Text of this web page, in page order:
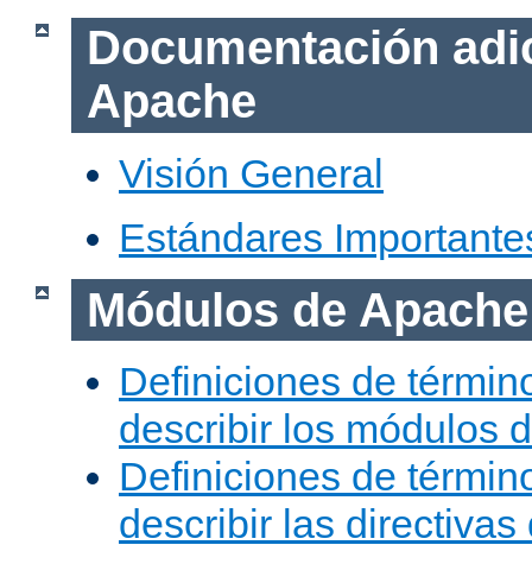
Documentación
Apache
Visión General
Estándares
Módulos de Apache
Definiciones de
describir los módulos
Definiciones de
describir las directivas